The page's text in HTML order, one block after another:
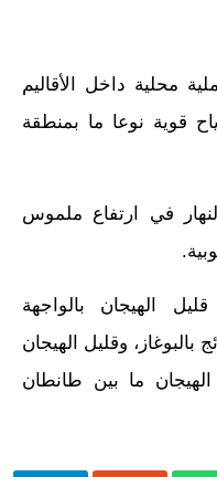
محلية داخل الأقاليم
قوية نوعا ما بمنطقة
في ارتفاع ملموس
الهيجان بالواجهة
بالبوغاز، وقليل الهيجان
الهيجان ما بين طانطان